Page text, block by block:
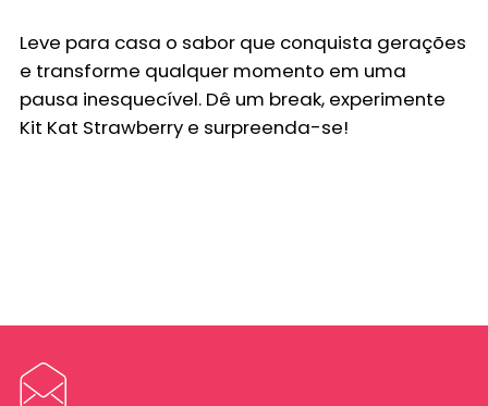
Leve para casa o sabor que conquista gerações
e transforme qualquer momento em uma
pausa inesquecível. Dê um break, experimente
Kit Kat Strawberry e surpreenda-se!